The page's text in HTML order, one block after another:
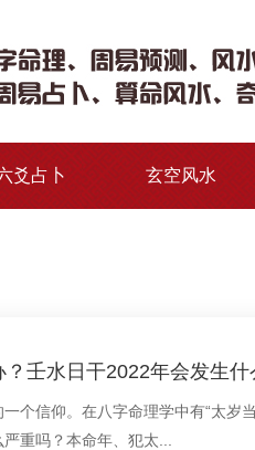
爻占卜 玄空风水
壬水日干2022年会发生什
个信仰。在八字命理学中有“太岁
重吗？本命年、犯太...